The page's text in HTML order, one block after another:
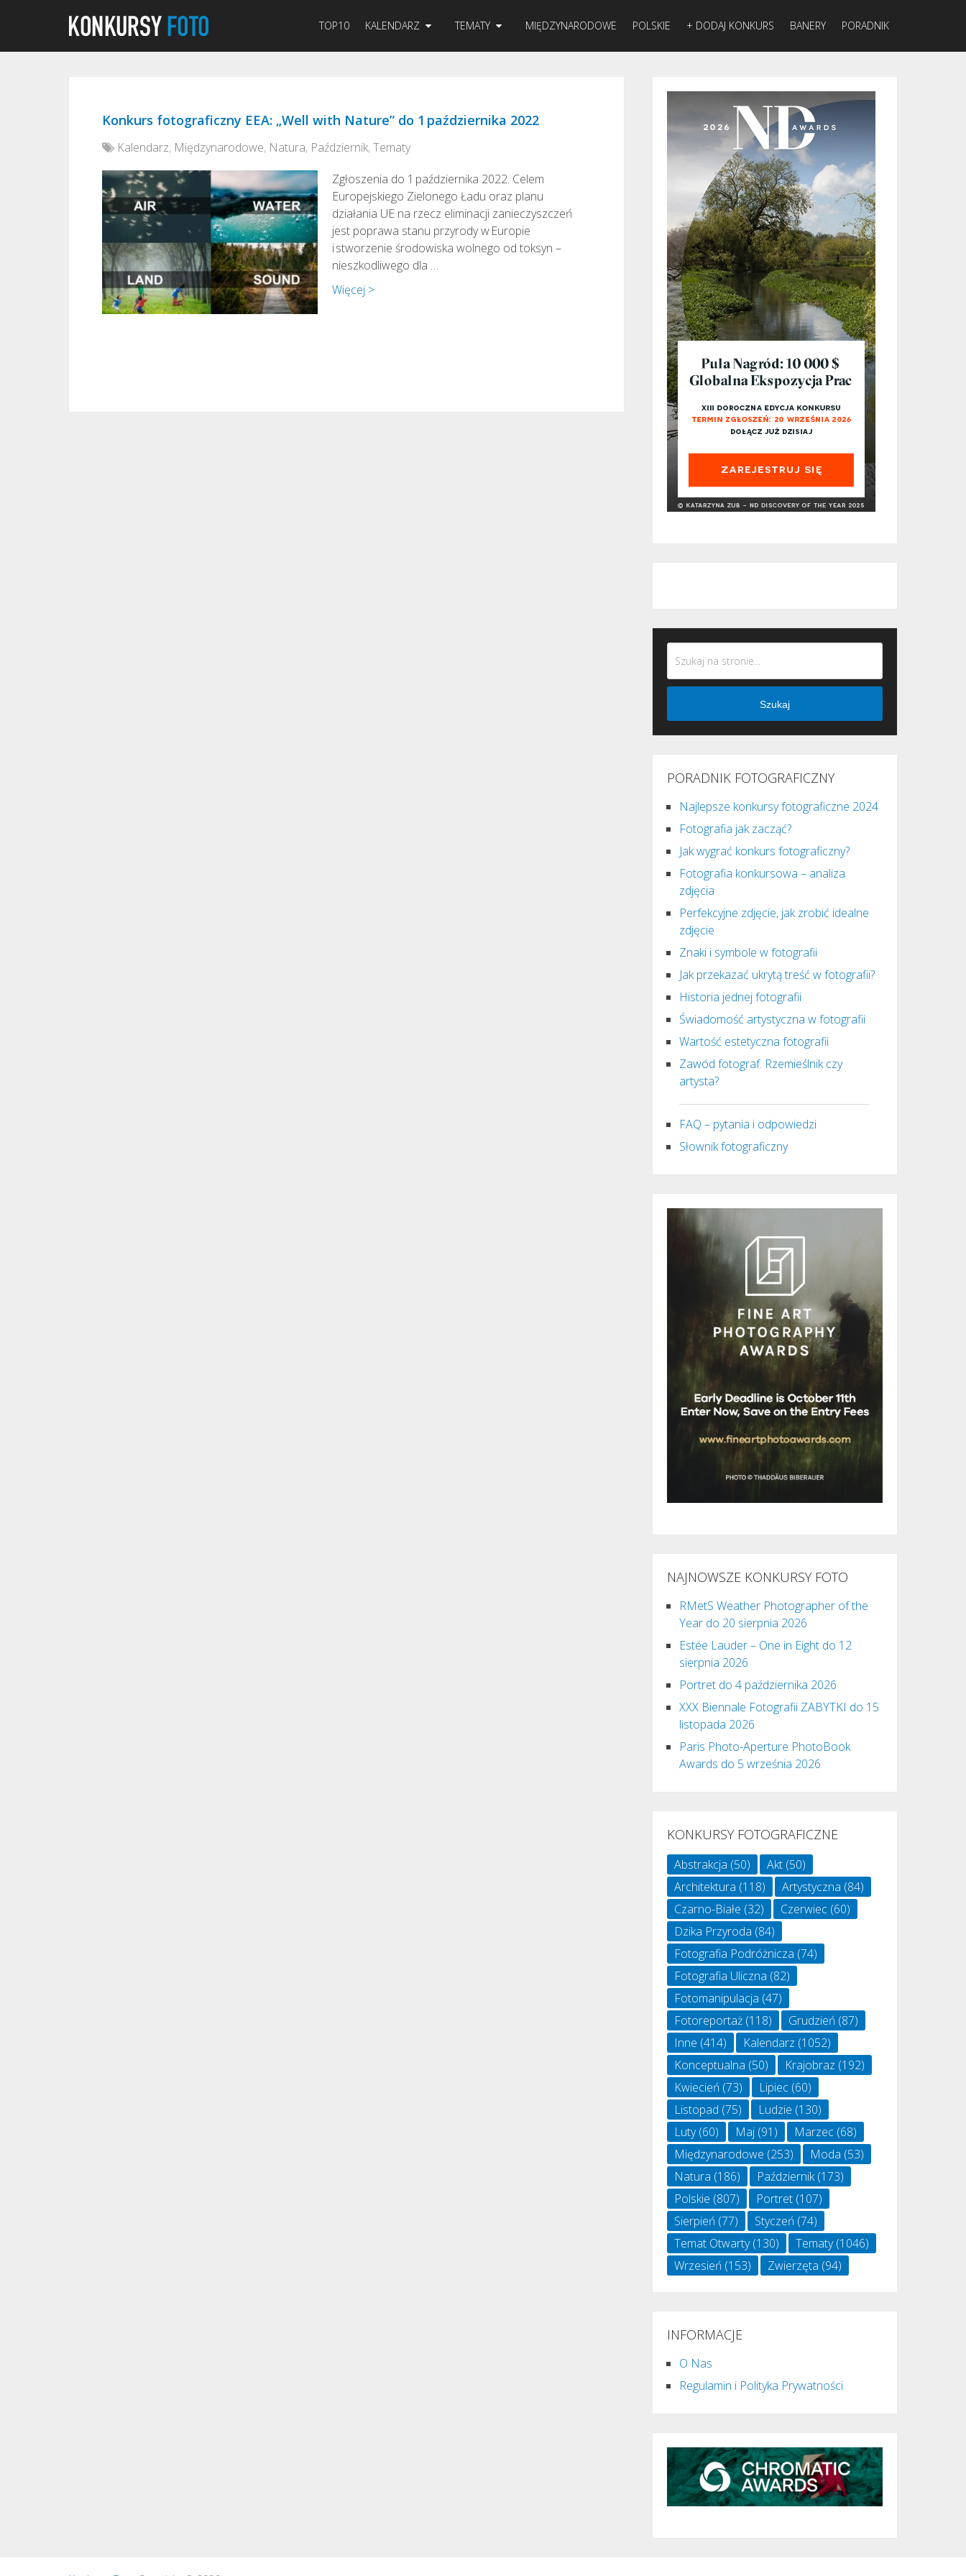
TOP10 KALENDARZ TEMATY MIĘDZYNARODOWE POLSKIE + DODAJ KONKURS BANERY PORADNIK
Konkurs fotograficzny EEA: „Well with Nature” do 1 października 2022
Kalendarz, Międzynarodowe, Natura, Październik,Tematy
Zgłoszenia do 1 października 2022. Celem
Europejskiego Zielonego Ładu oraz planu
działania UE na rzecz eliminacji zanieczyszczeń
jest poprawa stanu przyrody w Europie
i stworzenie środowiska wolnego od toksyn –
nieszkodliwego dla …
Więcej >
Szukaj
PORADNIK FOTOGRAFICZNY
Najlepsze konkursy fotograficzne 2024
Fotografia jak zacząć?
Jak wygrać konkurs fotograficzny?
Fotografia konkursowa – analiza
zdjęcia
Perfekcyjne zdjęcie, jak zrobić idealne
zdjęcie
Znaki i symbole w fotografii
Jak przekazać ukrytą treść w fotografii?
Historia jednej fotografii
Świadomość artystyczna w fotografii
Wartość estetyczna fotografii
Zawód fotograf. Rzemieślnik czy
artysta?
FAQ – pytania i odpowiedzi
Słownik fotograficzny
NAJNOWSZE KONKURSY FOTO
RMetS Weather Photographer of the
Year do 20 sierpnia 2026
Estée Lauder – One in Eight do 12
sierpnia 2026
Portret do 4 października 2026
XXX Biennale Fotografii ZABYTKI do 15
listopada 2026
Paris Photo-Aperture PhotoBook
Awards do 5 września 2026
KONKURSY FOTOGRAFICZNE
Abstrakcja (50) Akt (50)
Architektura (118) Artystyczna (84)
Czarno-Białe (32) Czerwiec (60)
Dzika Przyroda (84)
Fotografia Podróżnicza (74)
Fotografia Uliczna (82)
Fotomanipulacja (47)
Fotoreportaż (118) Grudzień (87)
Inne (414) Kalendarz (1052)
Konceptualna (50) Krajobraz (192)
Kwiecień (73) Lipiec (60)
Listopad (75) Ludzie (130)
Luty(60) Maj (91) Marzec (68)
Międzynarodowe (253) Moda (53)
Natura (186) Październik(173)
Polskie (807) Portret (107)
Sierpień (77) Styczeń (74)
Temat Otwarty(130) Tematy(1046)
Wrzesień (153) Zwierzęta (94)
INFORMACJE
O Nas
Regulamin i Polityka Prywatności